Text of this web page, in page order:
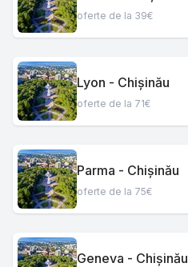
oferte de la 39€
Lyon - Chișinău
oferte de la 71€
Parma - Chișinău
oferte de la 75€
Geneva - Chișinău